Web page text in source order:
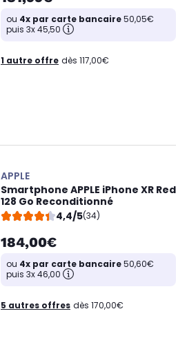
ou 4x par carte bancaire50,05€
puis 3x 45,50
1 autre offre dès 117,00€
APPLE
Smartphone APPLE iPhone XR Red
128 Go Reconditionné
4,4/5(34)
184,00€
ou 4x par carte bancaire50,60€
puis 3x 46,00
5 autres offres dès 170,00€